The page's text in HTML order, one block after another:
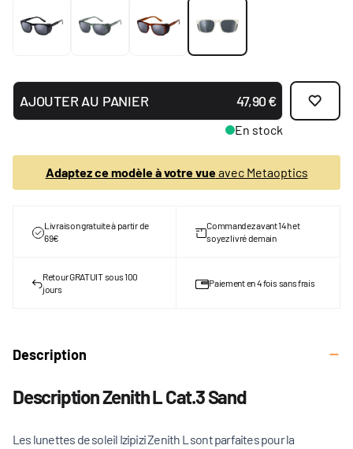
AJOUTER AU PANIER 47,90 €
En stock
Adaptez ce modèle à votre vueavec Metaoptics
Livraison gratuite à partir de
69€
Commandez avant 14h et
soyez livré demain
Retour GRATUIT sous 100
jours
Paiement en 4 fois sans frais
Description
Description Zenith L Cat.3 Sand
Les lunettes de soleil Izipizi Zenith L sont parfaites pour la